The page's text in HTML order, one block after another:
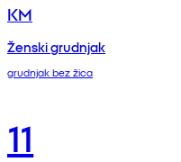
KM
Ženski grudnjak
grudnjak bez žica
11